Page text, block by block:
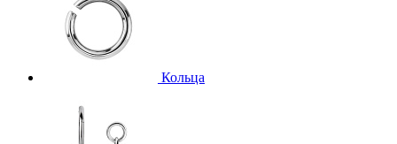
Кольца